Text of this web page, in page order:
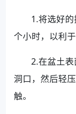
1.将选好
个小时，以利于
2.在盆土
洞口，然后轻
触。